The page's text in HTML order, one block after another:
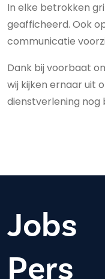
In elke betrokken
geafficheerd. Ook
communicatie
Dank bij voorbaat
wij kijken ernaar uit
dienstverlening
Jobs
Pers